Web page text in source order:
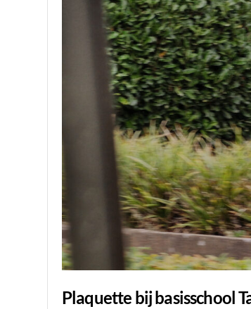
Plaquette bij basisschool